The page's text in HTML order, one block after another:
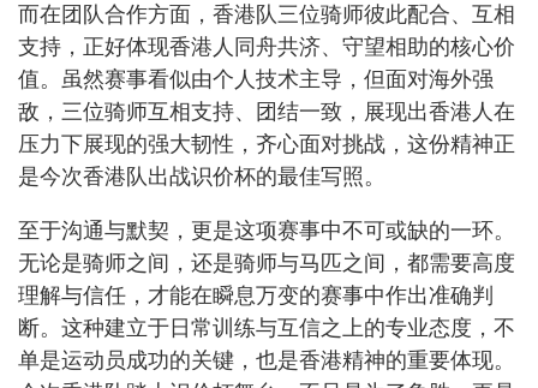
而在团队合作方面，香港队三位骑师彼此配合、互相
支持，正好体现香港人同舟共济、守望相助的核心价
值。虽然赛事看似由个人技术主导，但面对海外强
敌，三位骑师互相支持、团结一致，展现出香港人在
压力下展现的强大韧性，齐心面对挑战，这份精神正
是今次香港队出战识价杯的最佳写照。
至于沟通与默契，更是这项赛事中不可或缺的一环。
无论是骑师之间，还是骑师与马匹之间，都需要高度
理解与信任，才能在瞬息万变的赛事中作出准确判
断。这种建立于日常训练与互信之上的专业态度，不
单是运动员成功的关键，也是香港精神的重要体现。